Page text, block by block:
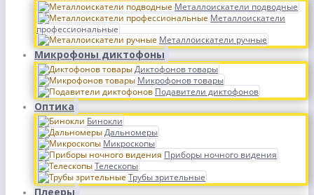
Металлоискатели подводные
Металлоискатели
профессиональные
Металлоискатели ручные
Микрофоны диктофоны
Диктофонов товары
Микрофонов товары
Подавители диктофонов
Оптика
Бинокли
Дальномеры
Микроскопы
Приборы ночного видения
Телескопы
Трубы зрительные
Плееры